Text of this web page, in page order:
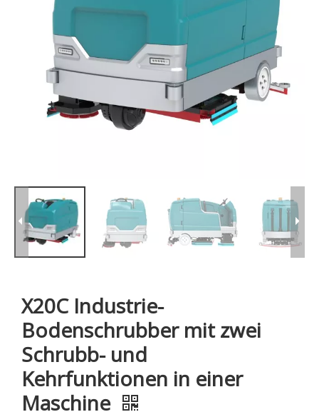
X20C Industrie-
Bodenschrubber mit zwei
Schrubb- und
Kehrfunktionen in einer
Maschine